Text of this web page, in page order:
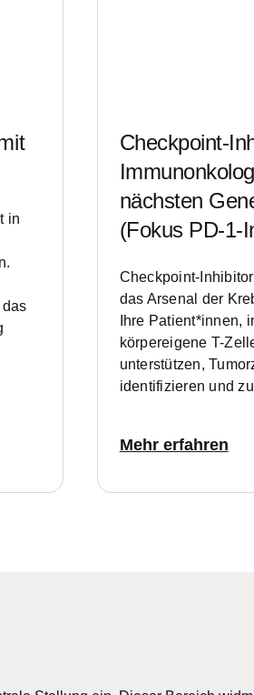
in
Checkpoint-
nächsten
(Fokus PD-1-
Checkpoint-
das Arsenal der
Ihre Patient*innen,
körpereigene T-
unterstützen,
identifizieren und
Mehr erfahren